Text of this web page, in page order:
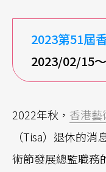
2023第51屆
2023/02/15
2022年秋， 香港藝
（Tisa）退休的
術節發展總監職務